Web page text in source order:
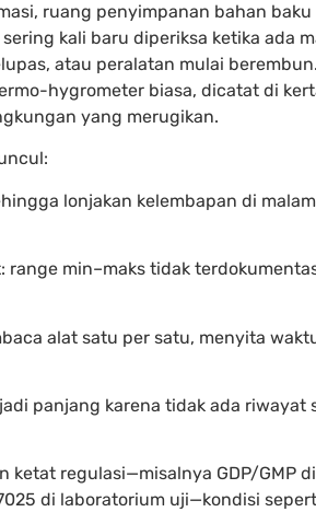
ruang penyimpanan bahan
kali baru diperiksa ketika ada
atau peralatan mulai
hygrometer biasa, dicatat di
yang merugikan.
lonjakan kelembapan di
range min–maks tidak
alat satu per satu, menyita
panjang karena tidak ada riwayat
ketat regulasi—misalnya GDP/GMP
di laboratorium uji—kondisi